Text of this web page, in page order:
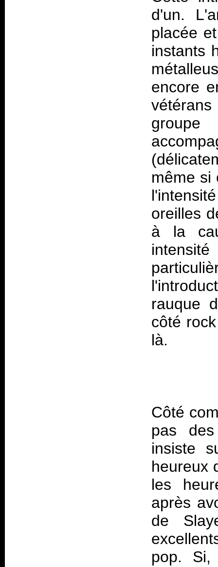
d'un.
placée
instants
encore
groupe
même si
oreilles
à la
rauque
côté
Côté
pas des
insiste
heureux
les
après
de
pop.